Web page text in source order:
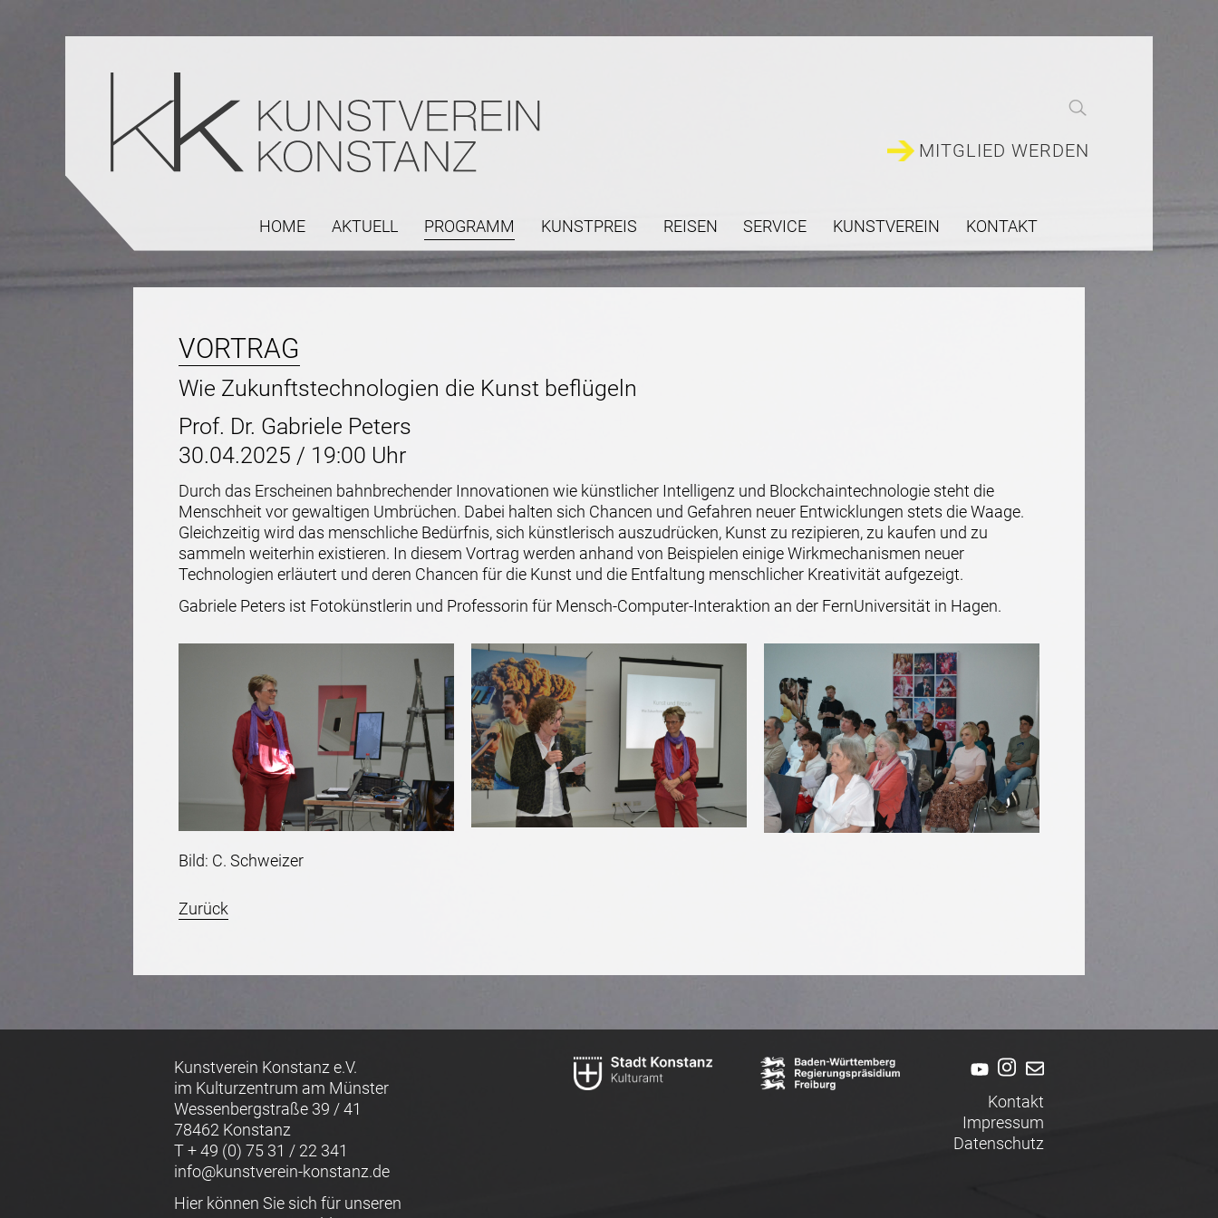
MITGLIED WERDEN
Navigation
überspringen
HOME AKTUELL PROGRAMM KUNSTPREIS REISEN SERVICE KUNSTVEREIN KONTAKT
VORTRAG
Wie Zukunftstechnologien die Kunst beflügeln
Prof. Dr. Gabriele Peters
30.04.2025 / 19:00 Uhr
Durch das Erscheinen bahnbrechender Innovationen wie künstlicher Intelligenz und Blockchaintechnologie steht die
Menschheit vor gewaltigen Umbrüchen. Dabei halten sich Chancen und Gefahren neuer Entwicklungen stets die Waage.
Gleichzeitig wird das menschliche Bedürfnis, sich künstlerisch auszudrücken, Kunst zu rezipieren, zu kaufen und zu
sammeln weiterhin existieren. In diesem Vortrag werden anhand von Beispielen einige Wirkmechanismen neuer
Technologien erläutert und deren Chancen für die Kunst und die Entfaltung menschlicher Kreativität aufgezeigt.
Gabriele Peters ist Fotokünstlerin und Professorin für Mensch-Computer-Interaktion an der FernUniversität in Hagen.
Bild: C. Schweizer
Zurück
Kunstverein Konstanz e.V.
im Kulturzentrum am Münster
Wessenbergstraße 39 / 41
78462 Konstanz
T + 49 (0) 75 31 / 22 341
info@kunstverein-konstanz.de
Hier können Sie sich für unseren
Kontakt
Impressum
Datenschutz